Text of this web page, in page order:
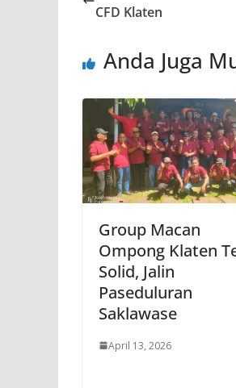
CFD Klaten
Anda Juga
Group Macan
Ompong Klaten
Solid, Jalin
Paseduluran
Saklawase
April 13, 2026